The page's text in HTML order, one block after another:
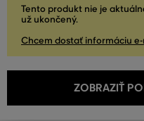
Tento produkt nie je
už ukončený.
Chcem dostať informáciu
ZOBRAZIŤ